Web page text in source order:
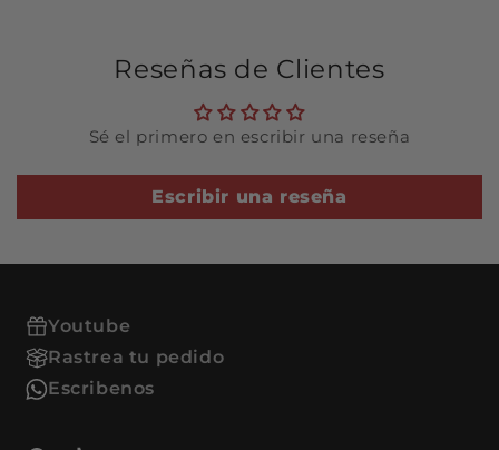
Refacciones:
Productos de alta calidad y
durabilidad.
especializada para resolver
Reseñas de Clientes
Sé el primero en escribir una reseña
Escribir una reseña
Youtube
Rastrea tu pedido
Escribenos